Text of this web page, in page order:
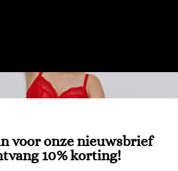
voor onze nieuwsbrief
10% korting!